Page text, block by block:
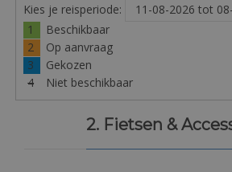
Kies je reisperiode:
1
Beschikbaar
2
Op aanvraag
3
Gekozen
4
Niet beschikbaar
2. Fietsen &